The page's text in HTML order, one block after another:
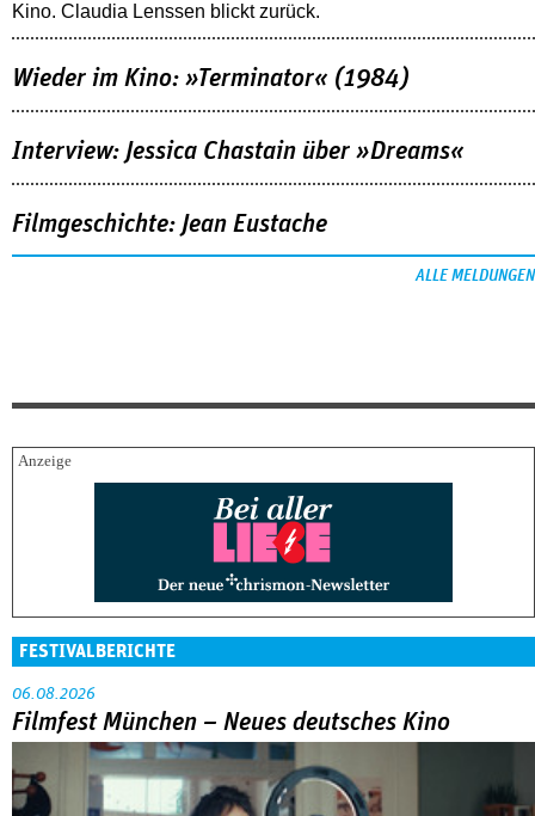
Kino. Claudia Lenssen blickt zurück.
Wieder im Kino: »Terminator« (1984)
Interview: Jessica Chastain über »Dreams«
Filmgeschichte: Jean Eustache
ALLE MELDUNGEN
FESTIVALBERICHTE
06.08.2026
Filmfest München – Neues deutsches Kino